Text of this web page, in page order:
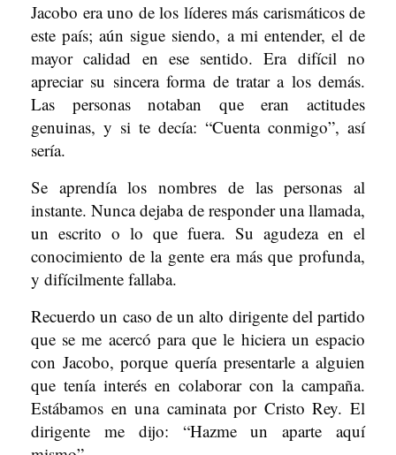
Jacobo era uno de los líderes más carismáticos de
este país; aún sigue siendo, a mi entender, el de
mayor calidad en ese sentido. Era difícil no
apreciar su sincera forma de tratar a los demás.
Las personas notaban que eran actitudes
genuinas, y si te decía: “Cuenta conmigo”, así
sería.
Se aprendía los nombres de las personas al
instante. Nunca dejaba de responder una llamada,
un escrito o lo que fuera. Su agudeza en el
conocimiento de la gente era más que profunda,
y difícilmente fallaba.
Recuerdo un caso de un alto dirigente del partido
que se me acercó para que le hiciera un espacio
con Jacobo, porque quería presentarle a alguien
que tenía interés en colaborar con la campaña.
Estábamos en una caminata por Cristo Rey. El
dirigente me dijo: “Hazme un aparte aquí